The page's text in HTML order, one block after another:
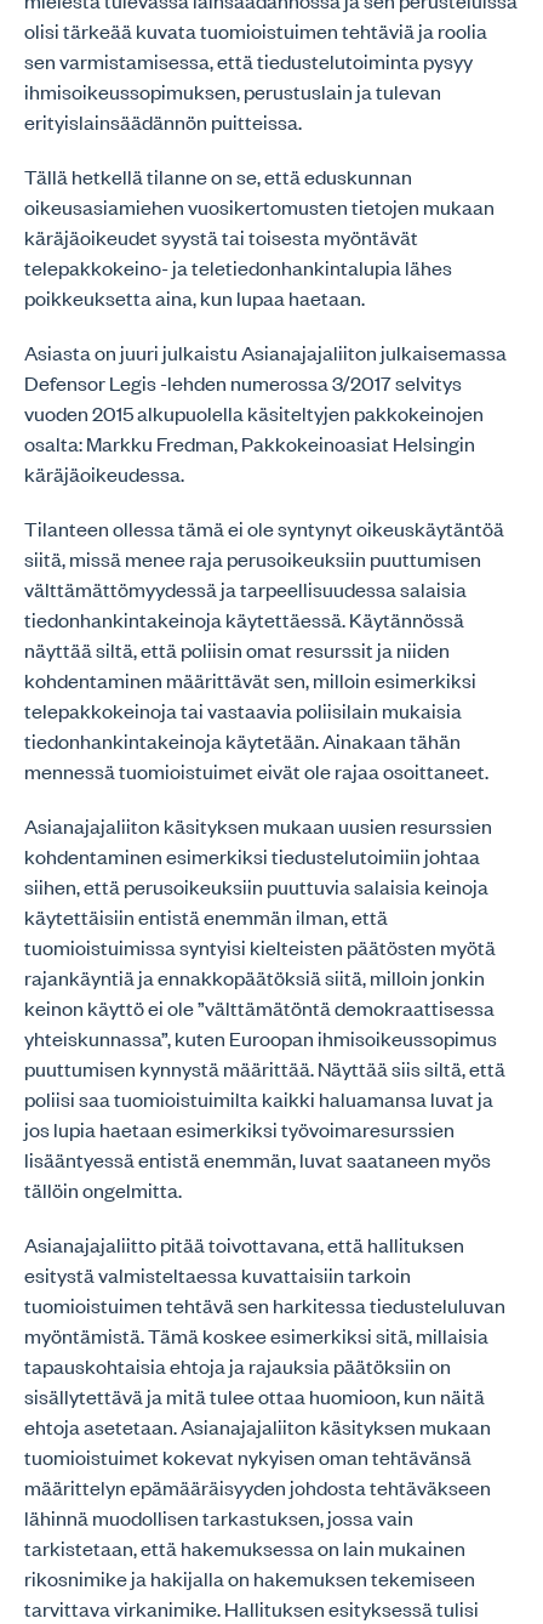
olisi tärkeää kuvata tuomioistuimen tehtäviä ja roolia
sen varmistamisessa, että tiedustelutoiminta pysyy
ihmisoikeussopimuksen, perustuslain ja tulevan
erityislainsäädännön puitteissa.
Tällä hetkellä tilanne on se, että eduskunnan
oikeusasiamiehen vuosikertomusten tietojen mukaan
käräjäoikeudet syystä tai toisesta myöntävät
telepakkokeino- ja teletiedonhankintalupia lähes
poikkeuksetta aina, kun lupaa haetaan.
Asiasta on juuri julkaistu Asianajajaliiton julkaisemassa
Defensor Legis -lehden numerossa 3/2017 selvitys
vuoden 2015 alkupuolella käsiteltyjen pakkokeinojen
osalta: Markku Fredman, Pakkokeinoasiat Helsingin
käräjäoikeudessa.
Tilanteen ollessa tämä ei ole syntynyt oikeuskäytäntöä
siitä, missä menee raja perusoikeuksiin puuttumisen
välttämättömyydessä ja tarpeellisuudessa salaisia
tiedonhankintakeinoja käytettäessä. Käytännössä
näyttää siltä, että poliisin omat resurssit ja niiden
kohdentaminen määrittävät sen, milloin esimerkiksi
telepakkokeinoja tai vastaavia poliisilain mukaisia
tiedonhankintakeinoja käytetään. Ainakaan tähän
mennessä tuomioistuimet eivät ole rajaa osoittaneet.
Asianajajaliiton käsityksen mukaan uusien resurssien
kohdentaminen esimerkiksi tiedustelutoimiin johtaa
siihen, että perusoikeuksiin puuttuvia salaisia keinoja
käytettäisiin entistä enemmän ilman, että
tuomioistuimissa syntyisi kielteisten päätösten myötä
rajankäyntiä ja ennakkopäätöksiä siitä, milloin jonkin
keinon käyttö ei ole ”välttämätöntä demokraattisessa
yhteiskunnassa”, kuten Euroopan ihmisoikeussopimus
puuttumisen kynnystä määrittää. Näyttää siis siltä, että
poliisi saa tuomioistuimilta kaikki haluamansa luvat ja
jos lupia haetaan esimerkiksi työvoimaresurssien
lisääntyessä entistä enemmän, luvat saataneen myös
tällöin ongelmitta.
Asianajajaliitto pitää toivottavana, että hallituksen
esitystä valmisteltaessa kuvattaisiin tarkoin
tuomioistuimen tehtävä sen harkitessa tiedusteluluvan
myöntämistä. Tämä koskee esimerkiksi sitä, millaisia
tapauskohtaisia ehtoja ja rajauksia päätöksiin on
sisällytettävä ja mitä tulee ottaa huomioon, kun näitä
ehtoja asetetaan. Asianajajaliiton käsityksen mukaan
tuomioistuimet kokevat nykyisen oman tehtävänsä
määrittelyn epämääräisyyden johdosta tehtäväkseen
lähinnä muodollisen tarkastuksen, jossa vain
tarkistetaan, että hakemuksessa on lain mukainen
rikosnimike ja hakijalla on hakemuksen tekemiseen
tarvittava virkanimike. Hallituksen esityksessä tulisi